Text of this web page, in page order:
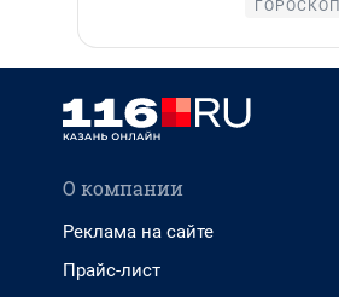
ГОРОСКОП
О компании
Реклама на сайте
Прайс-лист